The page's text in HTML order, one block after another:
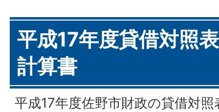
平成17年度貸借対照
計算書
平成17年度佐野市財政の貸借対